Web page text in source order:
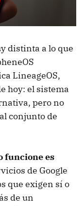
distinta a lo que
LineageOS,
hoy: el sistema
pero no
conjunto de
funcione es
de Google
que exigen sí o
de un